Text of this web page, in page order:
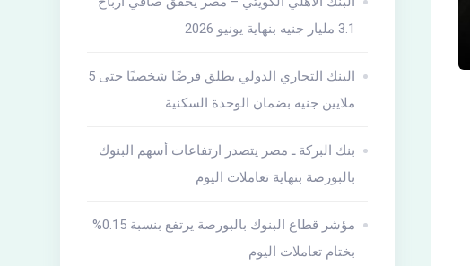
3.1 مليار جنيه بنهاية يونيو 2026
البنك التجاري الدولي يطلق قرضًا شخصيًا حتى 5
ملايين جنيه بضمان الوحدة السكنية
بنك البركة ـ مصر يتصدر ارتفاعات أسهم البنوك
بالبورصة بنهاية تعاملات اليوم
مؤشر قطاع البنوك بالبورصة يرتفع بنسبة 0.15%
بختام تعاملات اليوم